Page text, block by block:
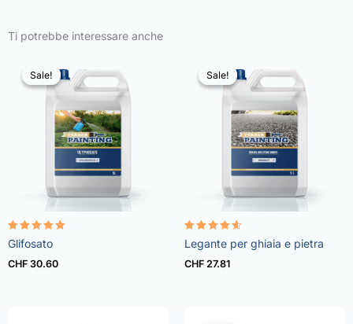
Ti potrebbe interessare anche
Sale!
Sale!
Rated
4.96
out of 5
Glifosato
CHF 30.60
Sale!
Sale!
Rated
4.57
out of 5
Legante per ghiaia e pietra
CHF 27.81